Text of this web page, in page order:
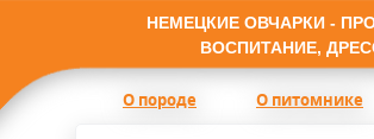
НЕМЕЦКИЕ ОВЧАРКИ -
ВОСПИТАНИЕ,
О породе О питомнике